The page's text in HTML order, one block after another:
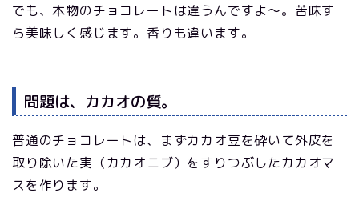
でも、本物のチョコレートは違うんですよ～。苦味す
ら美味しく感じます。香りも違います。
問題は、カカオの質。
普通のチョコレートは、まずカカオ豆を砕いて外皮を
取り除いた実（カカオニブ）をすりつぶしたカカオマ
スを作ります。